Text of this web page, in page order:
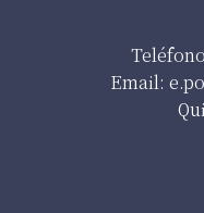
Email: